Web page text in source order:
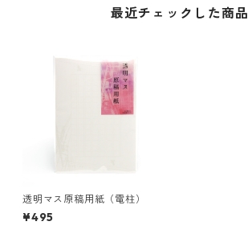
最近チェックした商品
透明マス原稿用紙（電柱）
¥495